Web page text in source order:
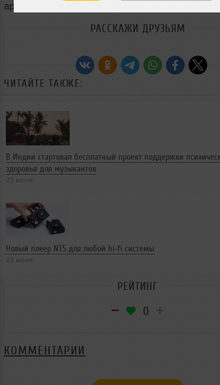
артистыми разного музыкального бэкграунда.
РАССКАЖИ ДРУЗЬЯМ
ЧИТАЙТЕ ТАКЖЕ:
В Индии стартовал бесплатный проект поддержки
здоровья для музыкантов
23 июня
Новый плеер NTS для любой hi‑fi системы
23 июня
РЕЙТИНГ
0
КОММЕНТАРИИ